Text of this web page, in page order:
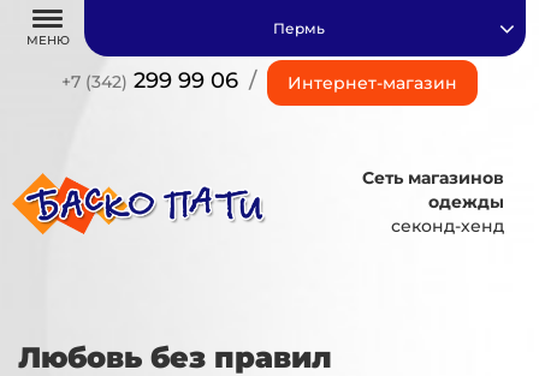
МЕНЮ
+7 (342) 299 99 06 / Интернет-магазин
Пермь
Сеть магазинов
одежды
секонд-хенд
Любовь без правил